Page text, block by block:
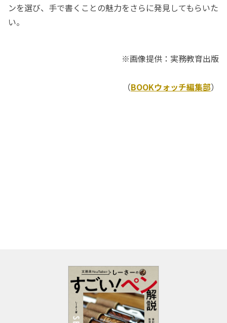
ンを選び、手で書くことの魅力をさらに発見してもらいた
い。
※画像提供：実務教育出版
（BOOKウォッチ編集部）